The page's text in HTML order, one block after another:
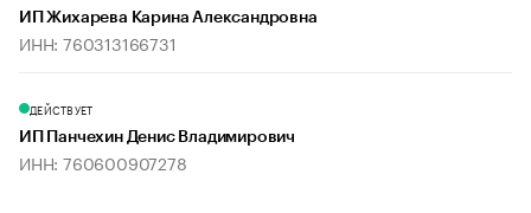
ИП Жихарева Карина Александровна
ИНН: 760313166731
ДЕЙСТВУЕТ
ИП Панчехин Денис Владимирович
ИНН: 760600907278